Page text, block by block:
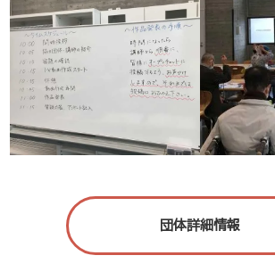
団体詳細情報